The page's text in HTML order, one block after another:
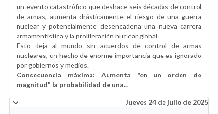
un evento catastrófico que deshace seis décadas de control
de armas, aumenta drásticamente el riesgo de una guerra
nuclear y potencialmente desencadena una nueva carrera
armamentística y la proliferación nuclear global.
Esto deja al mundo sin acuerdos de control de armas
nucleares, un hecho de enorme importancia que es ignorado
por gobiernos y medios.
Consecuencia máxima: Aumenta "en un orden de
magnitud" la probabilidad de una...
Jueves 24 de julio de 2025